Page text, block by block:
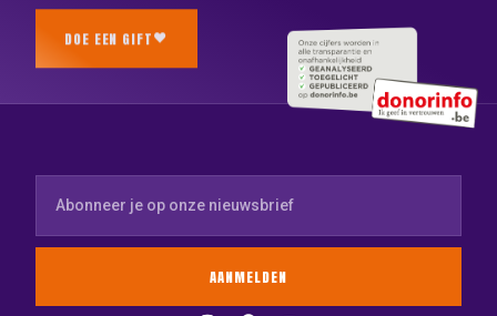
DOE EEN GIFT
AANMELDEN